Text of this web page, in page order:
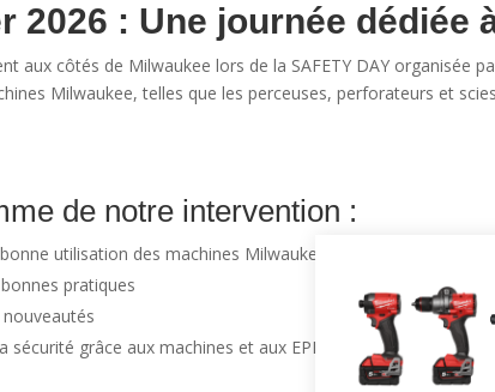
2026 : Une journée dédiée
aux côtés de Milwaukee lors de la SAFETY DAY organisée
Milwaukee, telles que les perceuses, perforateurs et
de notre intervention :
utilisation des machines Milwaukee
pratiques
sécurité grâce aux machines et aux EPI